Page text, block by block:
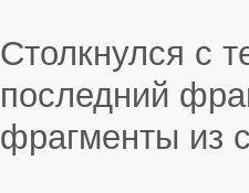
Столкнулся с
последний
фрагменты из